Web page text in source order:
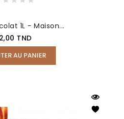
1L - Maison...
TND
AU PANIER